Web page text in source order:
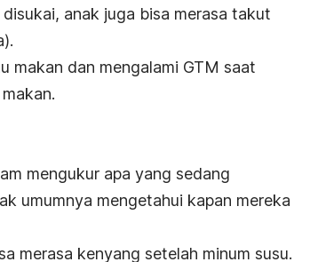
anak juga bisa merasa takut
makan dan mengalami GTM saat
mengukur apa yang sedang
umumnya mengetahui kapan mereka
merasa kenyang setelah minum susu.